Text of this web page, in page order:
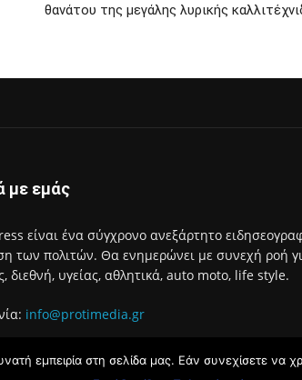
θανάτου της μεγάλης λυρικής
με εμάς
είναι ένα σύγχρονο ανεξάρτητο
των πολιτών. Θα ενημερώνει με συνεχή ροή
διεθνή, υγείας, αθλητικά, auto moto, life style.
info@protimedia.gr
εμπειρία στη σελίδα μας. Εάν συνεχίσετε να